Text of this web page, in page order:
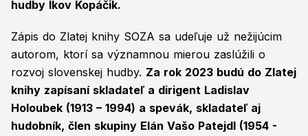
hudby Ikov Kopáčik.
Zápis do Zlatej knihy SOZA sa udeľuje už nežijúcim
autorom, ktorí sa významnou mierou zaslúžili o
rozvoj slovenskej hudby. Za rok 2023 budú do Zlatej
knihy zapísaní skladateľ a dirigent Ladislav
Holoubek (1913 – 1994) a spevák, skladateľ aj
hudobník, člen skupiny Elán Vašo Patejdl (1954 -